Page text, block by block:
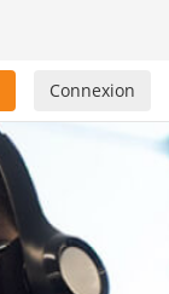
Connexion